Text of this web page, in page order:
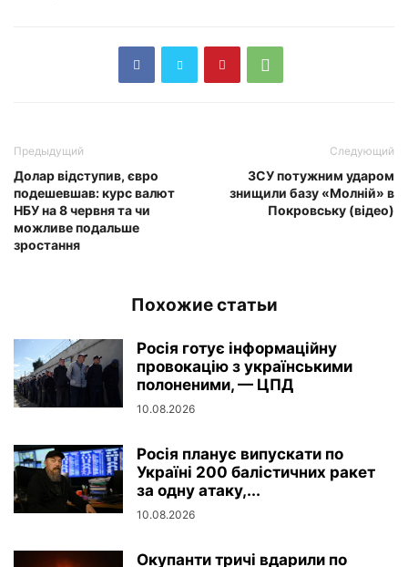
Предыдущий
Долар відступив, євро
подешевшав: курс валют
НБУ на 8 червня та чи
можливе подальше
зростання
Следующий
ЗСУ потужним ударом
знищили базу «Молній» в
Покровську (відео)
Похожие статьи
Росія готує інформаційну
провокацію з українськими
полоненими, — ЦПД
10.08.2026
Росія планує випускати по
Україні 200 балістичних ракет
за одну атаку,...
10.08.2026
Окупанти тричі вдарили по